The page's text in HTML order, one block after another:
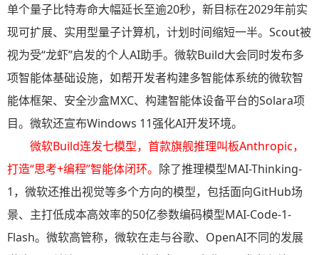
单个量子比特寿命大幅延长至逾20秒，新目标在2029年前实
现可扩展、实用型量子计算机，计划时间缩短一半。Scout被
视为受“龙虾”启发的个人AI助手。微软Build大会同时发布多
项智能体基础设施，如帮开发者构建多智能体系统的微软智
能体框架、安全沙盒MXC、构建智能体设备平台的Solara项
目。微软还宣布Windows 11强化AI开发环境。
微软Build连发七模型，首款旗舰推理叫板Anthropic，
打造“思考+编程”智能体闭环。 除了推理模型MAI-Thinking-
1，微软还推出视觉等多个方向的模型，包括面向GitHub场
景、主打低成本高效率的50亿参数编码模型MAI-Code-1-
Flash。微软高管称，微软在走与谷歌、OpenAI不同的发展